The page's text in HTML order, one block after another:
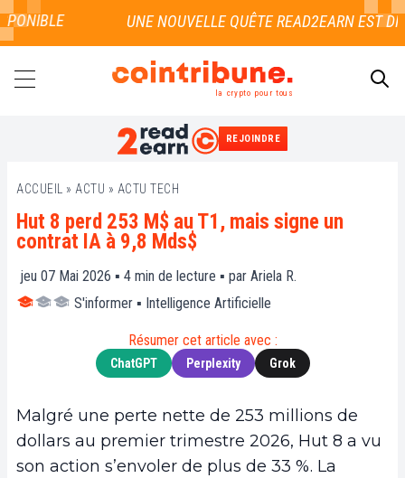
la crypto pour tous
REJOINDRE
ACCUEIL » ACTU » ACTU TECH
Hut 8 perd 253 M$ au T1, mais signe un
contrat IA à 9,8 Mds$
jeu 07 Mai 2026 ▪ 4 min de lecture ▪ par Ariela R.
S'informer ▪ Intelligence Artificielle
Résumer cet article avec :
ChatGPT Perplexity Grok
Malgré une perte nette de 253 millions de
dollars au premier trimestre 2026, Hut 8 a vu
son action s’envoler de plus de 33 %. La